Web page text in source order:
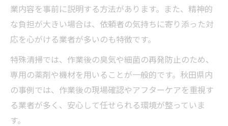
業内容を事前に説明する方法があります。また、精神的
な負担が大きい場合は、依頼者の気持ちに寄り添った対
応を心がける業者が多いのも特徴です。
特殊清掃では、作業後の臭気や細菌の再発防止のため、
専用の薬剤や機材を用いることが一般的です。秋田県内
の事例では、作業後の現場確認やアフターケアを重視す
る業者が多く、安心して任せられる環境が整っていま
す。